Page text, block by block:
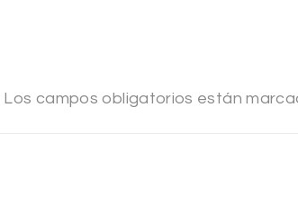
Los campos obligatorios están